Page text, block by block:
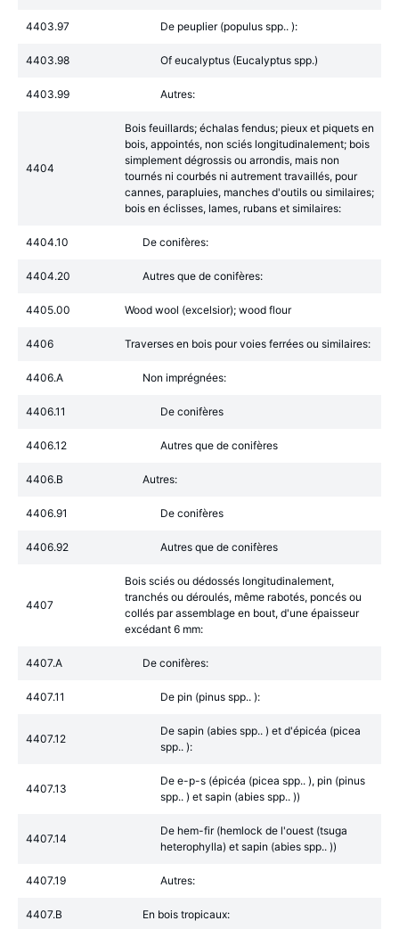
4403.97 De peuplier (populus spp.. ):
4403.98 Of eucalyptus (Eucalyptus spp.)
4403.99 Autres:
4404
Bois feuillards; échalas fendus; pieux et piquets en
bois, appointés, non sciés longitudinalement; bois
simplement dégrossis ou arrondis, mais non
tournés ni courbés ni autrement travaillés, pour
cannes, parapluies, manches d'outils ou similaires;
bois en éclisses, lames, rubans et similaires:
4404.10 De conifères:
4404.20 Autres que de conifères:
4405.00 Wood wool (excelsior); wood flour
4406 Traverses en bois pour voies ferrées ou similaires:
4406.A Non imprégnées:
4406.11 De conifères
4406.12 Autres que de conifères
4406.B Autres:
4406.91 De conifères
4406.92 Autres que de conifères
4407
Bois sciés ou dédossés longitudinalement,
tranchés ou déroulés, même rabotés, poncés ou
collés par assemblage en bout, d'une épaisseur
excédant 6 mm:
4407.A De conifères:
4407.11 De pin (pinus spp.. ):
4407.12
De sapin (abies spp.. ) et d'épicéa (picea
spp.. ):
4407.13
De e-p-s (épicéa (picea spp.. ), pin (pinus
spp.. ) et sapin (abies spp.. ))
4407.14
De hem-fir (hemlock de l'ouest (tsuga
heterophylla) et sapin (abies spp.. ))
4407.19 Autres:
4407.B En bois tropicaux: